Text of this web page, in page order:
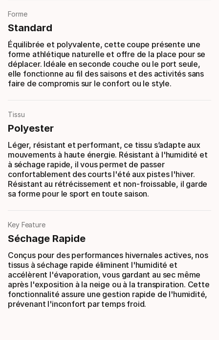
Forme
Standard
Équilibrée et polyvalente, cette coupe présente une
forme athlétique naturelle et offre de la place pour se
déplacer. Idéale en seconde couche ou le port seule,
elle fonctionne au fil des saisons et des activités sans
faire de compromis sur le confort ou le style.
Tissu
Polyester
Léger, résistant et performant, ce tissu s’adapte aux
mouvements à haute énergie. Résistant à l'humidité et
à séchage rapide, il vous permet de passer
confortablement des courts l'été aux pistes l'hiver.
Résistant au rétrécissement et non-froissable, il garde
sa forme pour le sport en toute saison.
Key Feature
Séchage Rapide
Conçus pour des performances hivernales actives, nos
tissus à séchage rapide éliminent l'humidité et
accélèrent l'évaporation, vous gardant au sec même
après l'exposition à la neige ou à la transpiration. Cette
fonctionnalité assure une gestion rapide de l'humidité,
prévenant l'inconfort par temps froid.